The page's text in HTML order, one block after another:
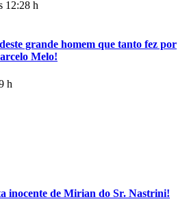
12:28 h
grande homem que tanto fez por
Melo!
h
inocente de Mirian do Sr. Nastrini!